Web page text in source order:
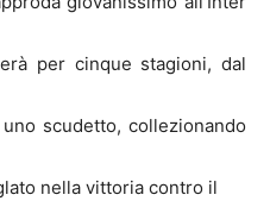
per cinque stagioni, dal
scudetto, collezionando
nella vittoria contro il